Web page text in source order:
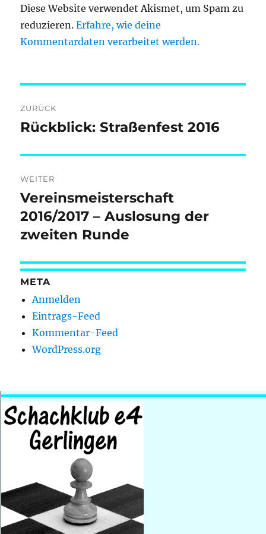
Diese Website verwendet Akismet, um Spam zu
reduzieren.Erfahre, wie deine
Kommentardaten verarbeitet werden.
ZURÜCK
Vorheriger
Rückblick: Straßenfest 2016
WEITER
Nächster
Beitrag:
Vereinsmeisterschaft
2016/2017 – Auslosung der
zweiten Runde
META
Anmelden
Eintrags-Feed
Kommentar-Feed
WordPress.org